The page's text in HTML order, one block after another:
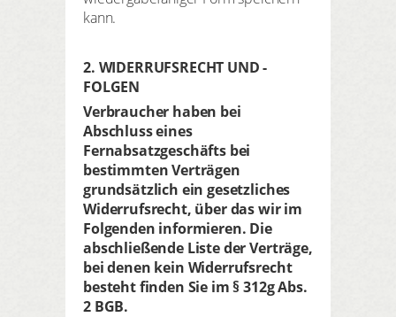
kann.
2. WIDERRUFSRECHT UND -
FOLGEN
Verbraucher haben bei
Abschluss eines
Fernabsatzgeschäfts bei
bestimmten Verträgen
grundsätzlich ein gesetzliches
Widerrufsrecht, über das wir im
Folgenden informieren. Die
abschließende Liste der Verträge,
bei denen kein Widerrufsrecht
besteht finden Sie im § 312g Abs.
2 BGB.